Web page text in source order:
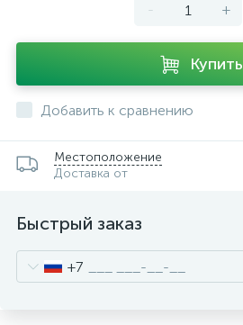
- +
Купить
Добавить к сравнению
Местоположение
Доставка от
Быстрый заказ
+7